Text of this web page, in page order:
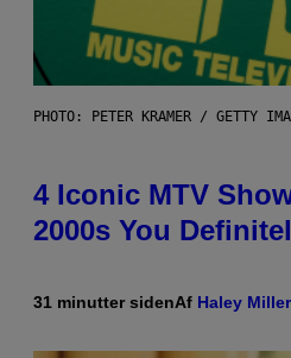
PHOTO: PETER KRAMER / GETTY
4 Iconic MTV
2000s You
31 minutter sidenAf Haley Miller